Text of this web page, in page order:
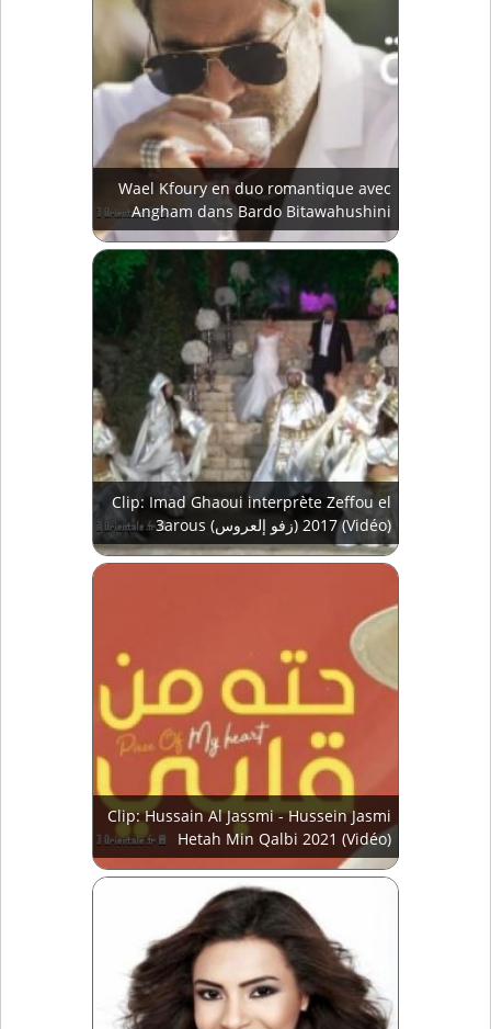
Wael Kfoury en duo romantique avec
Angham dans Bardo Bitawahushini
Clip: Imad Ghaoui interprète Zeffou el
3arous (زفو إلعروس) 2017 (Vidéo)
Clip: Hussain Al Jassmi - Hussein Jasmi
Hetah Min Qalbi 2021 (Vidéo)